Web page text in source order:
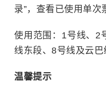
录”，查看已使用单次
使用范围：1号线、2
线东段、8号线及云巴
温馨提示